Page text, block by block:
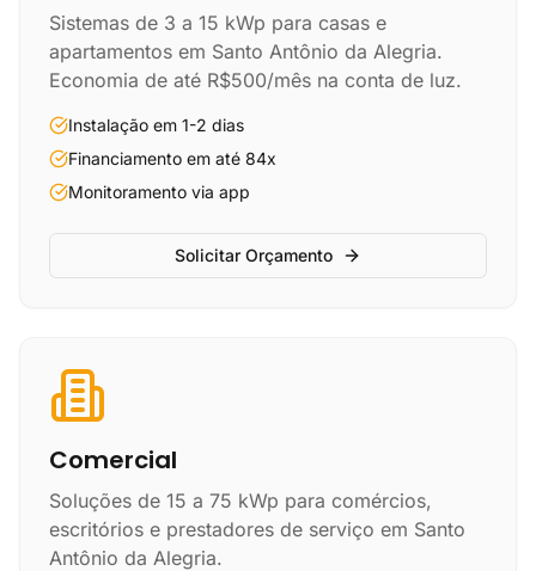
Sistemas de 3 a 15 kWp para casas e
apartamentos em Santo Antônio da Alegria.
Economia de até R$500/mês na conta de luz.
Instalação em 1-2 dias
Financiamento em até 84x
Monitoramento via app
Solicitar Orçamento
Comercial
Soluções de 15 a 75 kWp para comércios,
escritórios e prestadores de serviço em Santo
Antônio da Alegria.